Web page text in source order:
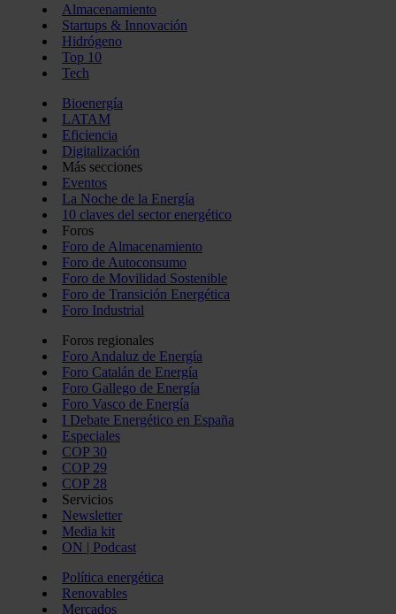
Almacenamiento
Startups & Innovación
Hidrógeno
Top 10
Tech
Bioenergía
LATAM
Eficiencia
Digitalización
Más secciones
Eventos
La Noche de la Energía
10 claves del sector energético
Foros
Foro de Almacenamiento
Foro de Autoconsumo
Foro de Movilidad Sostenible
Foro de Transición Energética
Foro Industrial
Foros regionales
Foro Andaluz de Energía
Foro Catalán de Energía
Foro Gallego de Energía
Foro Vasco de Energía
I Debate Energético en España
Especiales
COP 30
COP 29
COP 28
Servicios
Newsletter
Media kit
ON | Podcast
Política energética
Renovables
Mercados